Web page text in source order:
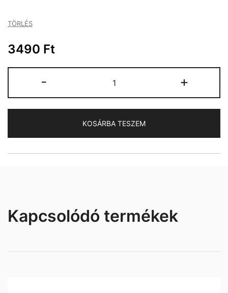
TÖRLÉS
3490 Ft
-
család
bögre
+
KOSÁRBA TESZEM
Kapcsolódó termékek